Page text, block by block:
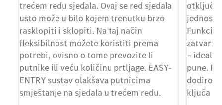
trećem redu sjedala. Ovaj se red sjedala
usto može u bilo kojem trenutku brzo
rasklopiti i sklopiti. Na taj način
fleksibilnost možete koristiti prema
potrebi, ovisno o tome prevozite li
putnike ili veću količinu prtljage. EASY-
ENTRY sustav olakšava putnicima
smještanje na sjedala u trećem redu.
Funkcija
zatvara
–
pune.
ključa